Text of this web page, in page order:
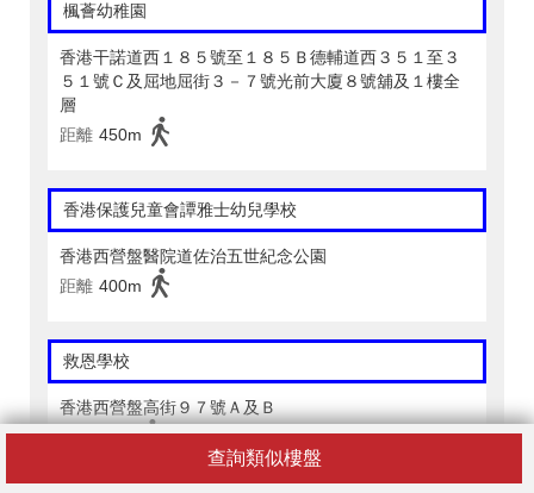
查詢類似樓盤
楓薈幼稚園
香港干諾道西１８５號至１８５Ｂ德輔道西３５１至３
５１號Ｃ及屈地屈街３－７號光前大廈８號舖及１樓全
層
距離 450m
香港保護兒童會譚雅士幼兒學校
香港西營盤醫院道佐治五世紀念公園
距離 400m
救恩學校
香港西營盤高街９７號Ａ及Ｂ
距離 70m